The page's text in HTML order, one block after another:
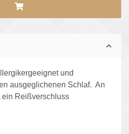
und
ausgeglichenen Schlaf. An
ein Reißverschluss